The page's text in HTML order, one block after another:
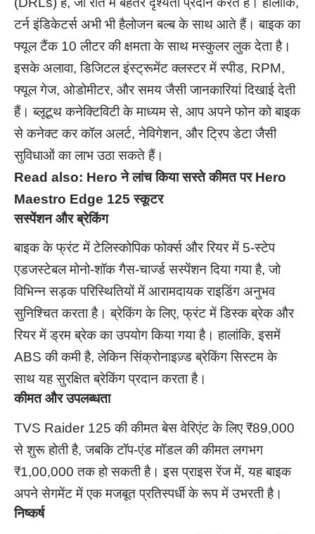
टर्न इंडिकेटर्स अभी भी हैलोजन बल्ब के साथ आते हैं। बाइक का
फ्यूल टैंक 10 लीटर की क्षमता के साथ मस्कुलर लुक देता है।
इसके अलावा, डिजिटल इंस्ट्रूमेंट क्लस्टर में स्पीड, RPM,
फ्यूल गेज, ओडोमीटर, और समय जैसी जानकारियां दिखाई देती
हैं। ब्लूटूथ कनेक्टिविटी के माध्यम से, आप अपने फोन को बाइक
से कनेक्ट कर कॉल अलर्ट, नेविगेशन, और ट्रिप डेटा जैसी
सुविधाओं का लाभ उठा सकते हैं।
Read also: Hero ने लांच किया सस्ते कीमत पर Hero
Maestro Edge 125 स्कूटर
सस्पेंशन और ब्रेकिंग
बाइक के फ्रंट में टेलिस्कोपिक फोर्क्स और रियर में 5-स्टेप
एडजस्टेबल मोनो-शॉक गैस-चार्ज्ड सस्पेंशन दिया गया है, जो
विभिन्न सड़क परिस्थितियों में आरामदायक राइडिंग अनुभव
सुनिश्चित करता है। ब्रेकिंग के लिए, फ्रंट में डिस्क ब्रेक और
रियर में ड्रम ब्रेक का उपयोग किया गया है। हालांकि, इसमें
ABS की कमी है, लेकिन सिंक्रोनाइज़्ड ब्रेकिंग सिस्टम के
साथ यह सुरक्षित ब्रेकिंग प्रदान करता है।
कीमत और उपलब्धता
TVS Raider 125 की कीमत बेस वेरिएंट के लिए ₹89,000
से शुरू होती है, जबकि टॉप-एंड मॉडल की कीमत लगभग
₹1,00,000 तक हो सकती है। इस प्राइस रेंज में, यह बाइक
अपने सेगमेंट में एक मजबूत प्रतिस्पर्धी के रूप में उभरती है।
निष्कर्ष